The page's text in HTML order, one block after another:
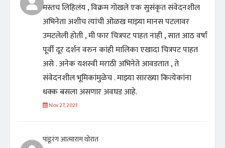
मस्तच लिहिलंय , विक्रम गोखले एक सुसंकृत संवेदनशील
अभिनेता अशीच त्यांची ओळख माझ्या मानस पटलावर
उमटलेली होती , मी फार चित्रपट पाहत नाही , सात आठ वर्षां
पूर्वी दूर दर्शन वरुन कांही मालिका एखादा चित्रपट पाहत
असे . अनेक यशस्वी मराठी अभिनेते आवडतात , ते
संवेदनशील भूमिकांमुळेच . माझ्या सारख्या कित्येकांना
धक्क बसला असणार अवघड आहे.
Nov 27, 2021
पांडूरंग आत्माराम थोरात